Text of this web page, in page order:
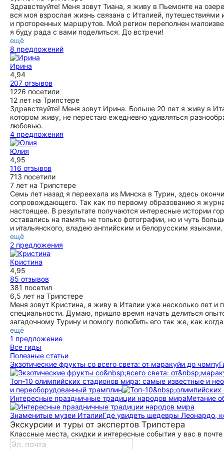
Здравствуйте! Меня зовут Тиана, я живу в Пьемонте на
вся моя взрослая жизнь связана с Италией,
и проторенных маршрутов. Мой регион переполнен
я буду рада с вами поделиться. До встречи!
ещё
8 предложений
Ирина
4,94
207 отзывов
1226 посетили
12 лет на Трипстере
Здравствуйте! Меня зовут Ирина. Больше 20 лет я живу в
котором живу, не перестаю ежедневно удивляться
любовью.
4 предложения
Юлия
4,95
116 отзывов
713 посетили
7 лет на Трипстере
Семь лет назад я переехала из Минска в Турин, здесь
сопровождающего. Так как по первому образованию я
настоящее. В результате получаются интересные истории
оставались на память не только фотографии, но и чуть
и итальянского, владею английским и белорусским
ещё
2 предложения
Кристина
4,95
85 отзывов
381 посетил
6,5 лет на Трипстере
Меня зовут Кристина, я живу в Италии уже несколько лет и
специальности. Думаю, пришло время начать делиться
загадочному Турину и помогу полюбить его так же, как
ещё
1 предложение
Все гиды
Полезные статьи
Экзотические фрукты со всего света: от маракуйи до чомпу
Топ-10 олимпийских стадионов мира: самые известные и
и переоборудованный трамплин
Интересные праздничные традиции народов мираМетание
Знаменитые музеи ИталииГде увидеть шедевры Леонардо,
Экскурсии и туры от экспертов Трипстера
Классные места, скидки и интересные события у вас в почте